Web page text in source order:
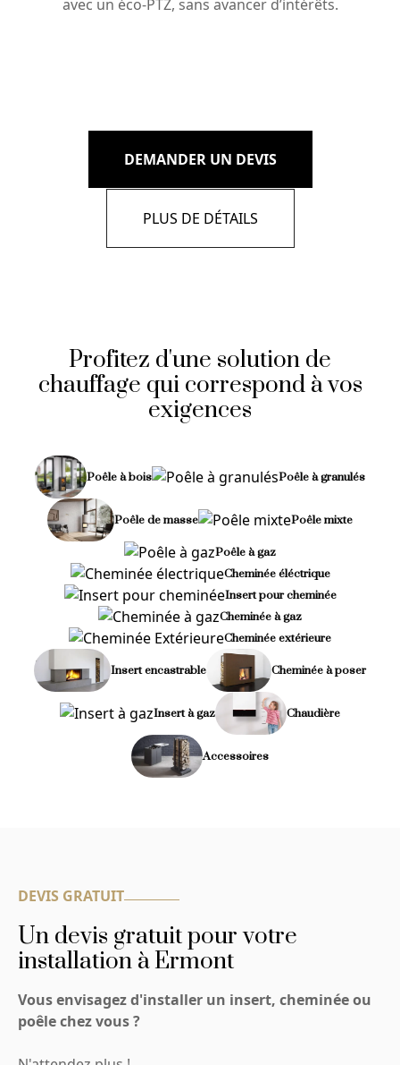
avec un éco-PTZ, sans avancer d’intérêts.
DEMANDER UN DEVIS
PLUS DE DÉTAILS
Profitez d'une solution de
chauffage qui correspond à vos
exigences
Poêle à bois Poêle à granulés
Poêle de masse Poêle mixte
Poêle à gaz
Cheminée éléctrique
Insert pour cheminée
Cheminée à gaz
Cheminée extérieure
Insert encastrable Cheminée à poser
Insert à gaz Chaudière
Accessoires
DEVIS GRATUIT
Un devis gratuit pour votre
installation à Ermont
Vous envisagez d'installer un insert, cheminée ou
poêle chez vous ?